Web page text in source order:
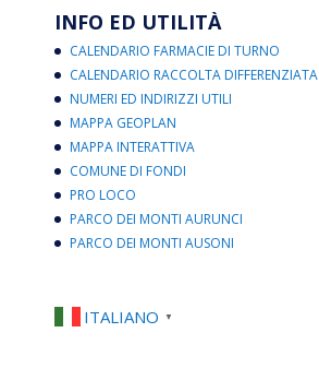
INFO ED UTILITÀ
CALENDARIO FARMACIE DI TURNO
CALENDARIO RACCOLTA DIFFERENZIATA
NUMERI ED INDIRIZZI UTILI
MAPPA GEOPLAN
MAPPA INTERATTIVA
COMUNE DI FONDI
PRO LOCO
PARCO DEI MONTI AURUNCI
PARCO DEI MONTI AUSONI
ITALIANO ▼